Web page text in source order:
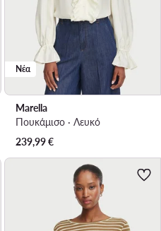
Νέα
Marella
Πουκάμισο · Λευκό
239,99€